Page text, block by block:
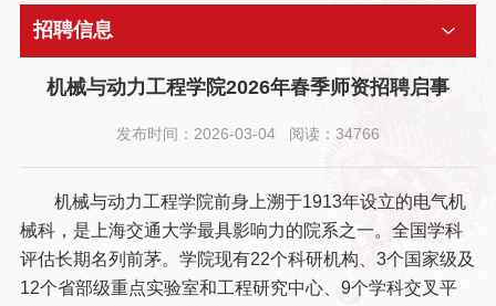
招聘信息
机械与动力工程学院2026年春季师资招聘启事
发布时间：2026-03-04 阅读：34766
机械与动力工程学院前身上溯于1913年设立的电气机
械科，是上海交通大学最具影响力的院系之一。全国学科
评估长期名列前茅。学院现有22个科研机构、3个国家级及
12个省部级重点实验室和工程研究中心、9个学科交叉平